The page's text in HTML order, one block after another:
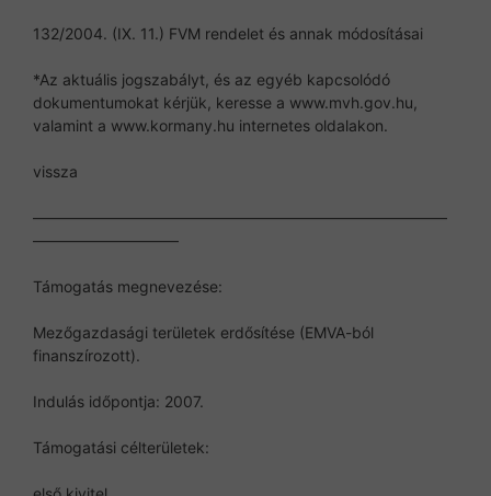
132/2004. (IX. 11.) FVM rendelet és annak módosításai
*Az aktuális jogszabályt, és az egyéb kapcsolódó
dokumentumokat kérjük, keresse a www.mvh.gov.hu,
valamint a www.kormany.hu internetes oldalakon.
vissza
———————————————————————————
—————————–
Támogatás megnevezése:
Mezőgazdasági területek erdősítése (EMVA-ból
finanszírozott).
Indulás időpontja: 2007.
Támogatási célterületek: